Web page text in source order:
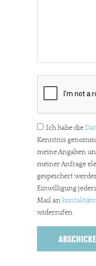
Ich habe die
Kenntnis
meine Angaben
meiner Anfrage
gespeichert
Einwilligung
Mail ankontakt
widerrufen.